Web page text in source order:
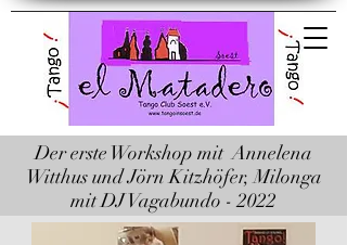
El Matadero Tango
Club Soest e.V.
Der erste Workshop mit Annelena
Witthus und Jörn Kitzhöfer, Milonga
mit DJ Vagabundo - 2022